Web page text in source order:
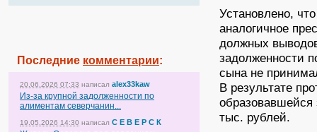
Последние комментарии:
20.06.2026 07:33 написал alex33kaw
Из-за крупной задолженности по
алиментам северчанин...
19.05.2026 14:30 написал С Е В Е Р С К
Установлено,
аналогичное
должных
задолженности
сына не
В результате
тыс. рублей.